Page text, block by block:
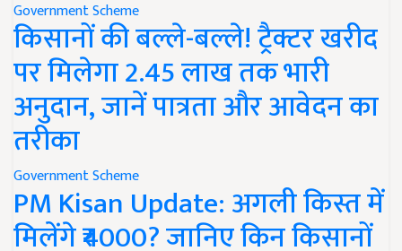
Government Scheme
किसानों की बल्ले-बल्ले! ट्रैक्टर खरीद
पर मिलेगा 2.45 लाख तक भारी
अनुदान, जानें पात्रता और आवेदन का
तरीका
Government Scheme
PM Kisan Update: अगली किस्त में
मिलेंगे ₹4000? जानिए किन किसानों